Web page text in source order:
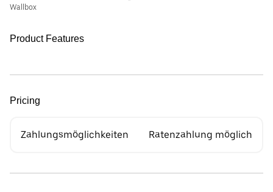
Wallbox
Product Features
Pricing
Zahlungsmöglichkeiten Ratenzahlung möglich